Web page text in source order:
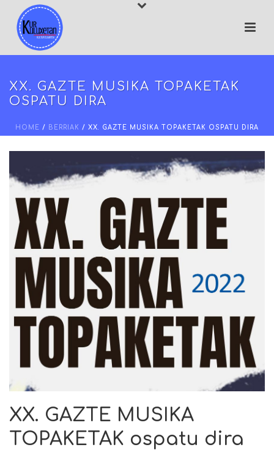
XX. GAZTE MUSIKA TOPAKETAK
OSPATU DIRA
HOME / BERRIAK / XX. GAZTE MUSIKA TOPAKETAK OSPATU DIRA
XX. GAZTE MUSIKA
TOPAKETAK ospatu dira